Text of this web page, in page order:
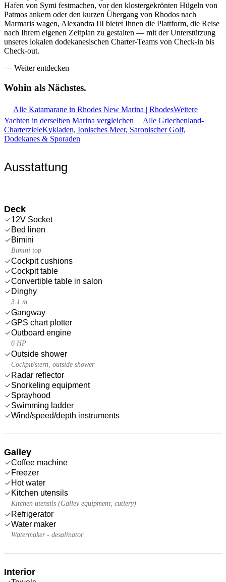
Hafen von Symi festmachen, vor den klostergekrönten Hügeln von
Patmos ankern oder den kurzen Übergang von Rhodos nach
Marmaris wagen, Alexandra III bietet Ihnen die Plattform, die Reise
nach Ihrem eigenen Zeitplan zu gestalten — mit der Unterstützung
unseres lokalen dodekanesischen Charter-Teams von Check-in bis
Check-out.
— Weiter entdecken
Wohin als Nächstes.
Alle Katamarane in Rhodes New Marina | RhodesWeitere
Yachten in derselben Marina vergleichen
Alle Griechenland-
CharterzieleKykladen, Ionisches Meer, Saronischer Golf,
Dodekanes & Sporaden
Ausstattung
Deck
12V Socket
Bed linen
Bimini
Bimini top
Cockpit cushions
Cockpit table
Convertible table in salon
Dinghy
3.1 m
Gangway
GPS chart plotter
Outboard engine
6 HP
Outside shower
Cockpit/stern, outside shower
Radar reflector
Snorkeling equipment
Sprayhood
Swimming ladder
Wind/speed/depth instruments
Galley
Coffee machine
Freezer
Hot water
Kitchen utensils
Kitchen utensils (Galley equipment, cutlery)
Refrigerator
Water maker
Watermaker - desalinator
Interior